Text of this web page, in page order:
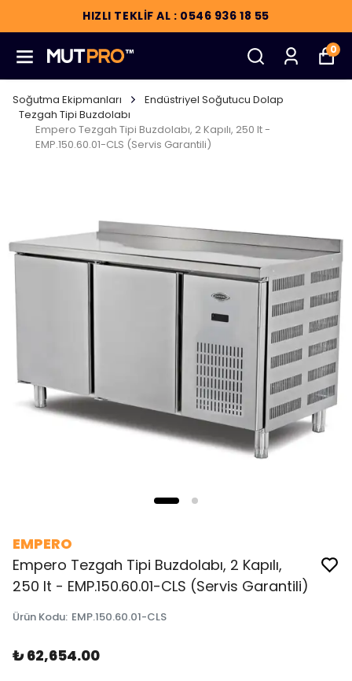
HIZLI TEKLİF AL : 0546 936 18 55
0
Soğutma Ekipmanları
Endüstriyel Soğutucu Dolap
Tezgah Tipi Buzdolabı
Empero Tezgah Tipi Buzdolabı, 2 Kapılı, 250 lt -
EMP.150.60.01-CLS (Servis Garantili)
EMPERO
Empero Tezgah Tipi Buzdolabı, 2 Kapılı,
250 lt - EMP.150.60.01-CLS (Servis Garantili)
Ürün Kodu: EMP.150.60.01-CLS
₺ 62,654.00